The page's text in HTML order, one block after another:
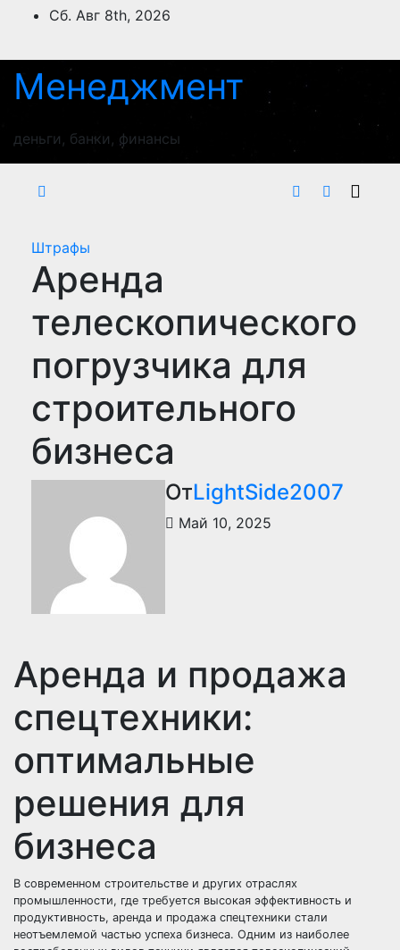
ПерейтиСб. Авг 8th, 2026
Менеджмент
деньги, банки, финансы
Штрафы
Аренда
телескопического
погрузчика для
строительного
бизнеса
ОтLightSide2007
Май 10, 2025
Аренда и продажа
спецтехники:
оптимальные
решения для
бизнеса
В современном строительстве и других отраслях
промышленности, где требуется высокая эффективность и
продуктивность, аренда и продажа спецтехники стали
неотъемлемой частью успеха бизнеса. Одним из наиболее